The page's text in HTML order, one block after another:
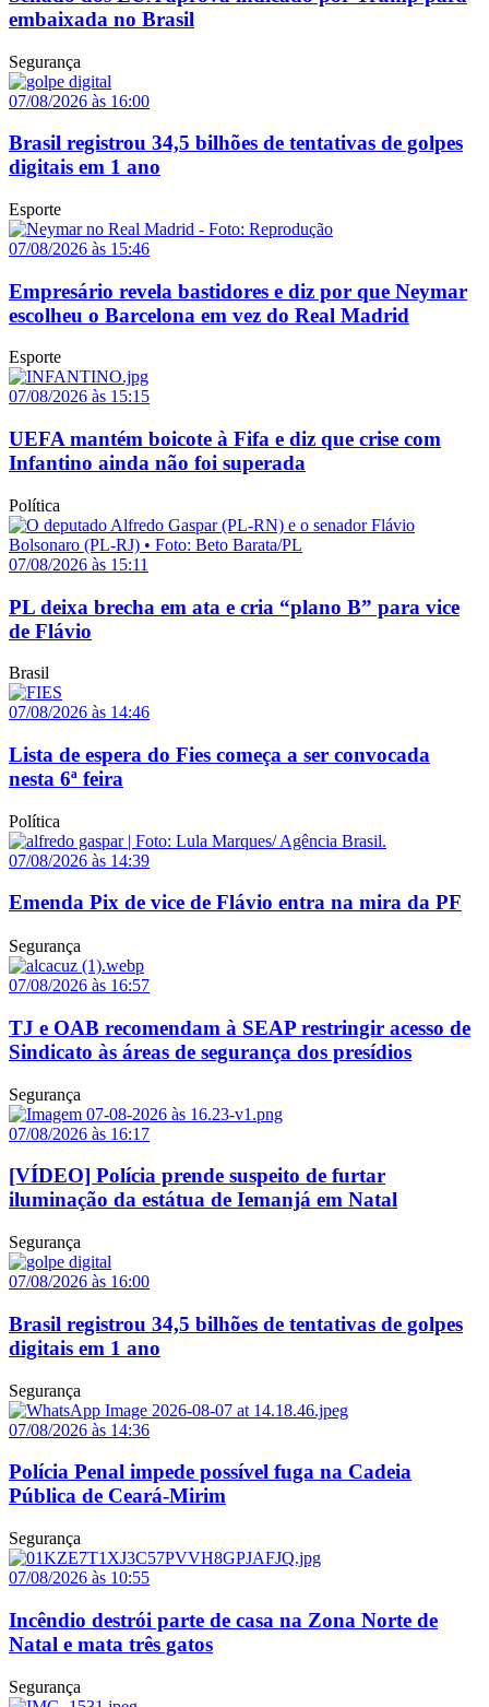
embaixada no Brasil
Segurança
07/08/2026 às 16:00
Brasil registrou 34,5 bilhões de tentativas de golpes
digitais em 1 ano
Esporte
07/08/2026 às 15:46
Empresário revela bastidores e diz por que Neymar
escolheu o Barcelona em vez do Real Madrid
Esporte
07/08/2026 às 15:15
UEFA mantém boicote à Fifa e diz que crise com
Infantino ainda não foi superada
Política
07/08/2026 às 15:11
PL deixa brecha em ata e cria “plano B” para vice
de Flávio
Brasil
07/08/2026 às 14:46
Lista de espera do Fies começa a ser convocada
nesta 6ª feira
Política
07/08/2026 às 14:39
Emenda Pix de vice de Flávio entra na mira da PF
Segurança
07/08/2026 às 16:57
TJ e OAB recomendam à SEAP restringir acesso de
Sindicato às áreas de segurança dos presídios
Segurança
07/08/2026 às 16:17
[VÍDEO] Polícia prende suspeito de furtar
iluminação da estátua de Iemanjá em Natal
Segurança
07/08/2026 às 16:00
Brasil registrou 34,5 bilhões de tentativas de golpes
digitais em 1 ano
Segurança
07/08/2026 às 14:36
Polícia Penal impede possível fuga na Cadeia
Pública de Ceará-Mirim
Segurança
07/08/2026 às 10:55
Incêndio destrói parte de casa na Zona Norte de
Natal e mata três gatos
Segurança